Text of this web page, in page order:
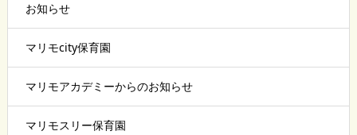
お知らせ
マリモcity保育園
マリモアカデミーからのお知らせ
マリモスリー保育園